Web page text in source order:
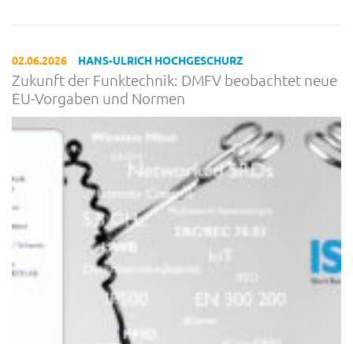
02.06.2026 HANS-ULRICH HOCHGESCHURZ
Zukunft der Funktechnik: DMFV beobachtet neue
EU-Vorgaben und Normen